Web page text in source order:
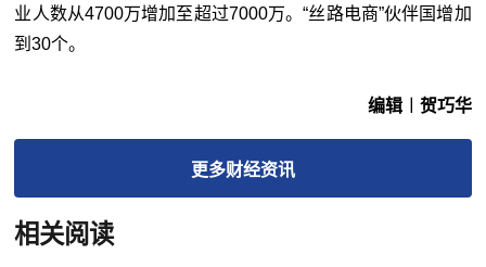
业人数从4700万增加至超过7000万。“丝路电商”伙伴国增加
到30个。
编辑︱贺巧华
更多财经资讯
相关阅读